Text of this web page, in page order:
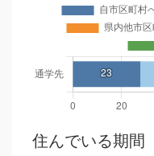
住んでいる期間